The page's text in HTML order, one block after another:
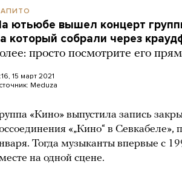
ютьюбе вышел концерт
который собрали через
просто посмотрите его
15 март 2021
Meduza
«Кино» выпустила запись
«„Кино“ в
Тогда музыканты впервые с
на одной сцене.